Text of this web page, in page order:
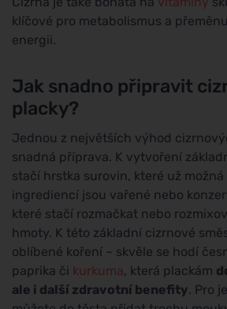
klíčové pro metabolismus a
energii.
Jak snadno připravit
placky?
Jednou z největších výhod
snadná příprava. K vytvoření
stačí hrstka surovin, které už
ingrediencí jsou vařené nebo
které stačí rozmačkat nebo
hmoty. K této základní cizrnové
oblíbené koření – skvěle se hodí
paprika či kurkuma, která plackám
ale i další zdravotní benefity. Pro